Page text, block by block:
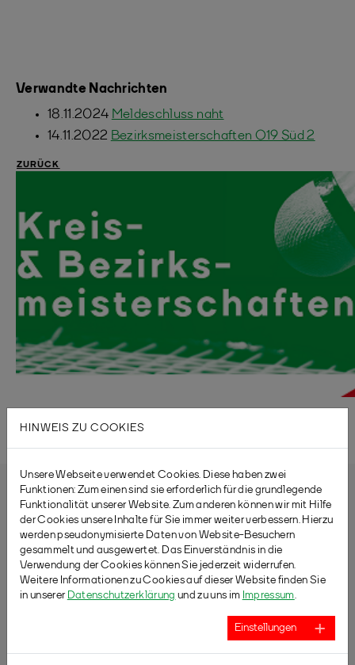
Verwandte Nachrichten
18.11.2024 Meldeschluss naht
14.11.2022 Bezirksmeisterschaften O19 Süd 2
ZURÜCK
HINWEIS ZU COOKIES
Unsere Webseite verwendet Cookies. Diese haben zwei
Funktionen: Zum einen sind sie erforderlich für die grundlegende
Funktionalität unserer Website. Zum anderen können wir mit Hilfe
der Cookies unsere Inhalte für Sie immer weiter verbessern. Hierzu
werden pseudonymisierte Daten von Website-Besuchern
gesammelt und ausgewertet. Das Einverständnis in die
Verwendung der Cookies können Sie jederzeit widerrufen.
Weitere Informationen zu Cookies auf dieser Website finden Sie
in unserer Datenschutzerklärung und zu uns im Impressum.
Einstellungen